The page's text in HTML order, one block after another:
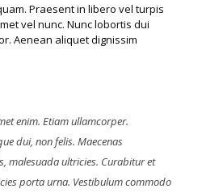
Praesent in libero vel turpis
vel nunc. Nunc lobortis dui
Aenean aliquet dignissim
enim. Etiam ullamcorper.
dui, non felis. Maecenas
malesuada ultricies. Curabitur et
porta urna. Vestibulum commodo